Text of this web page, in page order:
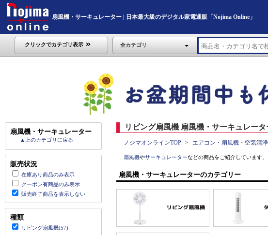
扇風機・サーキュレーター | 日本最大級のデジタル家電通販「Nojima Online」
クリックでカテゴリ表示 全カテゴリ
扇風機・サーキュレーター
▲上のカテゴリに戻る
販売状況
在庫あり商品のみ表示
クーポン有商品のみ表示
販売終了商品を表示しない
種類
リビング扇風機(57)
リビング扇風機 扇風機・サーキュレー
ノジマオンラインTOP エアコン・扇風機・空気清
扇風機やサーキュレーターなどの商品をご紹介しています。
扇風機・サーキュレーターのカテゴリー